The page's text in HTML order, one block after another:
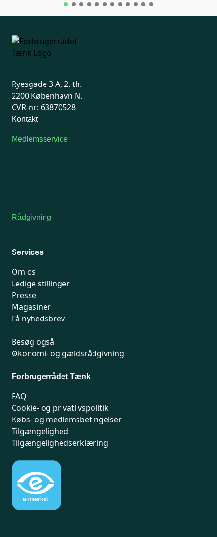
Ryesgade 3 A, 2. th.
2200 København N.
CVR-nr: 63870528
Kontakt
Medlemsservice
Rådgivning
Services
Om os
Ledige stillinger
Presse
Magasiner
Få nyhedsbrev
Besøg også
Økonomi- og gældsrådgivning
Forbrugerrådet Tænk
FAQ
Cookie- og privatlivspolitik
Købs- og medlemsbetingelser
Tilgængelighed
Tilgængelighedserklæring